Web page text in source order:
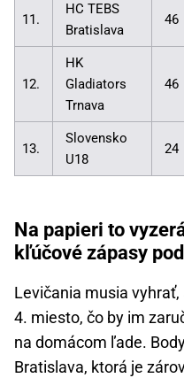
11.
HC TEBS
Bratislava
46
12.
HK
Gladiators
Trnava
46
13.
Slovensko
U18
24
Na papieri to
kľúčové zápasy
Levičania musia
4. miesto, čo by im
na domácom ľade.
Bratislava, ktorá je